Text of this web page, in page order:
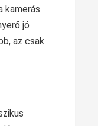
kamerás
jó
az csak